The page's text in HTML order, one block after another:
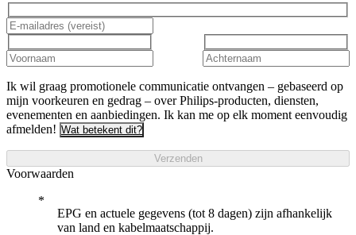
Ik wil graag promotionele communicatie ontvangen – gebaseerd op
mijn voorkeuren en gedrag – over Philips-producten, diensten,
evenementen en aanbiedingen. Ik kan me op elk moment eenvoudig
afmelden! Wat betekent dit?
Verzenden
Voorwaarden
EPG en actuele gegevens (tot 8 dagen) zijn afhankelijk
van land en kabelmaatschappij.